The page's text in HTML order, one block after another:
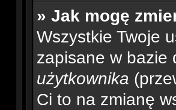
» Jak mogę
Wszystkie Twoje
zapisane w bazie
użytkownika
Ci to na zmianę